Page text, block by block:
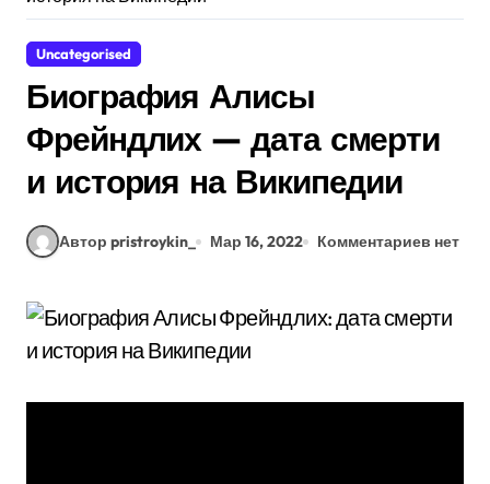
Uncategorised
Биография Алисы
Фрейндлих — дата смерти
и история на Википедии
Автор pristroykin_ Мар 16, 2022 Комментариев нет